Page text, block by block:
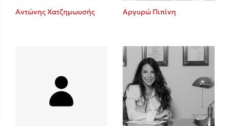
Αντώνης Χατζημωυσής Αργυρώ Πιπίνη